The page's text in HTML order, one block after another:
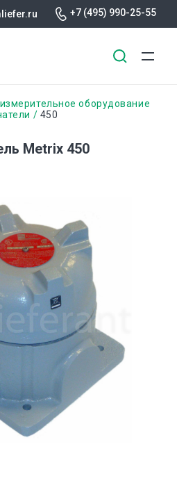
+7 (495) 990-25-55
оборудование
450
Metrix 450